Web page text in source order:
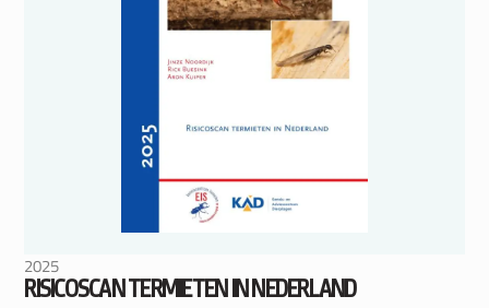
2025
RISICOSCAN TERMIETEN IN NEDERLAND